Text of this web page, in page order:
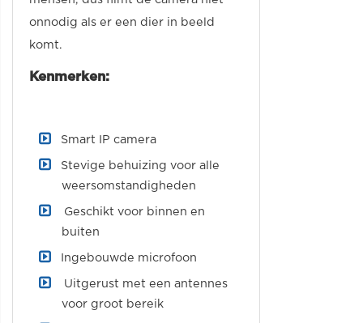
onnodig als er een dier in beeld
komt.
Kenmerken:
Smart IP camera
Stevige behuizing voor alle
weersomstandigheden
Geschikt voor binnen en
buiten
Ingebouwde microfoon
Uitgerust met een antennes
voor groot bereik